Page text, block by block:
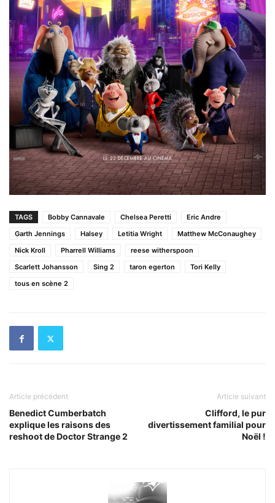
TAGS Bobby Cannavale Chelsea Peretti
Eric Andre
Garth Jennings
Halsey Letitia Wright
Matthew McConaughey
Nick Kroll
Pharrell Williams
reese witherspoon
Scarlett Johansson
Sing 2 taron egerton
Tori Kelly
tous en scène 2
Article précédent
Benedict Cumberbatch
explique les raisons des
reshoot de Doctor Strange 2
Article suivant
Clifford, le pur
divertissement familial pour
Noël !